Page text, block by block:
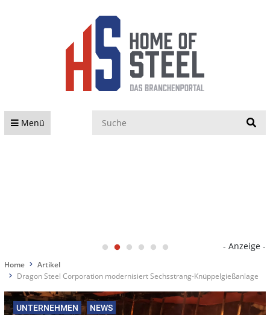
Menü
- Anzeige -
Home
Artikel
Dragon Steel Corporation modernisiert Sechsstrang-Knüppelgießanlage
UNTERNEHMEN NEWS